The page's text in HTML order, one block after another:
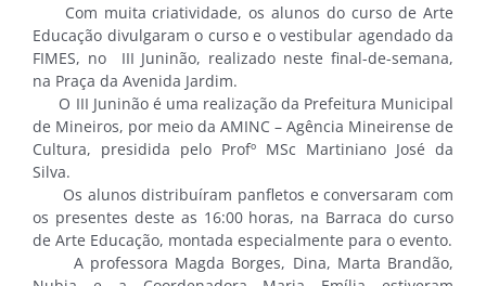
Com muita criatividade, os alunos do curso de Arte
Educação divulgaram o curso e o vestibular agendado da
FIMES, no III Juninão, realizado neste final-de-semana,
na Praça da Avenida Jardim.
O III Juninão é uma realização da Prefeitura Municipal
de Mineiros, por meio da AMINC – Agência Mineirense de
Cultura, presidida pelo Profº MSc Martiniano José da
Silva.
Os alunos distribuíram panfletos e conversaram com
os presentes deste as 16:00 horas, na Barraca do curso
de Arte Educação, montada especialmente para o evento.
A professora Magda Borges, Dina, Marta Brandão,